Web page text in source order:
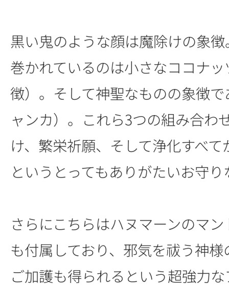
黒い鬼のような顔は魔除けの象
巻かれているのは小さなココナ
徴）。そして神聖なものの象徴
ャンカ）。これら3つの組み合わ
け、繁栄祈願、そして浄化すべ
というとってもありがたいお守り
さらにこちらはハヌマーンのマ
も付属しており、邪気を祓う神
ご加護も得られるという超強力